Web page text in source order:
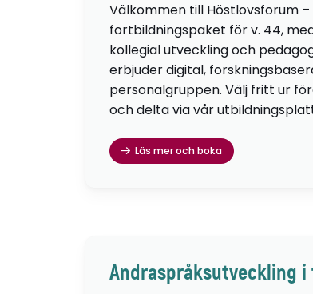
Välkommen till Höstlovsforum
fortbildningspaket för v. 44,
kollegial utveckling och
erbjuder digital,
personalgruppen. Välj fritt ur
och delta via vår
Läs mer och boka
Andraspråksutveckling i